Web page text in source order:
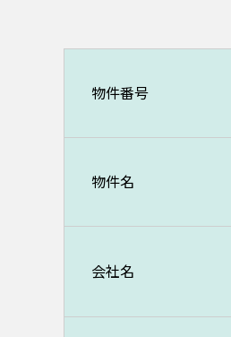
物件番号
物件名
会社名